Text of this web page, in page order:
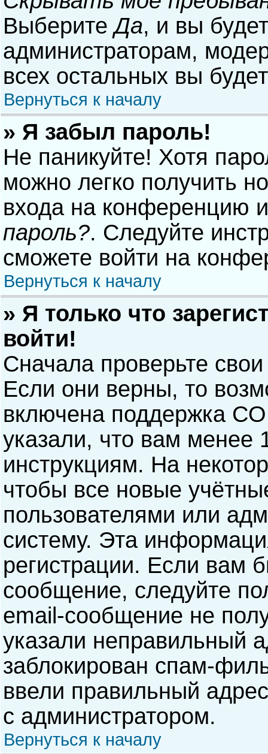
ВыберитеДа, и вы
администраторам,
всех остальных вы
Вернуться к началу
» Я забыл пароль!
Не паникуйте! Хотя
можно легко получить
входа на конференцию
пароль?. Следуйте
сможете войти на
Вернуться к началу
» Я только что
войти!
Сначала проверьте
Если они верны, то
включена поддержка
указали, что вам менее
инструкциям. На
чтобы все новые
пользователями или
систему. Эта
регистрации. Если вам
сообщение, следуйте
email-сообщение не
указали неправильный
заблокирован спам-
ввели правильный
с администратором.
Вернуться к началу